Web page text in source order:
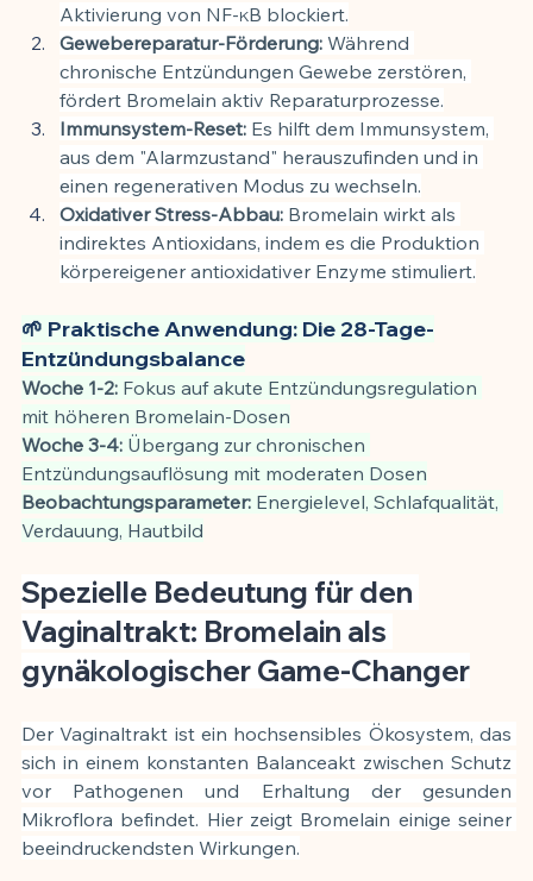
Aktivierung von NF-κB blockiert.
Gewebereparatur-Förderung: Während
chronische Entzündungen Gewebe zerstören,
fördert Bromelain aktiv Reparaturprozesse.
Immunsystem-Reset: Es hilft dem Immunsystem,
aus dem "Alarmzustand" herauszufinden und in
einen regenerativen Modus zu wechseln.
Oxidativer Stress-Abbau: Bromelain wirkt als
indirektes Antioxidans, indem es die Produktion
körpereigener antioxidativer Enzyme stimuliert.
🌱 Praktische Anwendung: Die 28-Tage-
Entzündungsbalance
Woche 1-2: Fokus auf akute Entzündungsregulation
mit höheren Bromelain-Dosen
Woche 3-4: Übergang zur chronischen
Entzündungsauflösung mit moderaten Dosen
Beobachtungsparameter: Energielevel, Schlafqualität,
Verdauung, Hautbild
Spezielle Bedeutung für den
Vaginaltrakt: Bromelain als
gynäkologischer Game-Changer
Der Vaginaltrakt ist ein hochsensibles Ökosystem, das
sich in einem konstanten Balanceakt zwischen Schutz
vor Pathogenen und Erhaltung der gesunden
Mikroflora befindet. Hier zeigt Bromelain einige seiner
beeindruckendsten Wirkungen.